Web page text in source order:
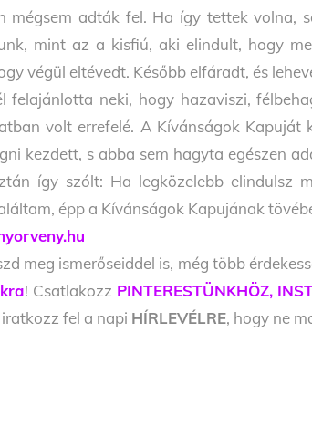
mégsem adták fel. Ha így tettek volna,
mint az a kisfiú, aki elindult, hogy
végül eltévedt. Később elfáradt, és
felajánlotta neki, hogy hazaviszi,
volt errefelé. A Kívánságok Kapuját
kezdett, s abba sem hagyta egészen
így szólt: Ha legközelebb elindulsz
épp a Kívánságok Kapujának
meg ismerőseiddel is, még több
! Csatlakozz PINTERESTÜNKHÖZ,
iratkozz fel a napi HÍRLEVÉLRE, hogy ne